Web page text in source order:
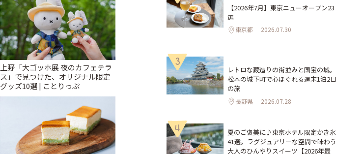
上野「大ゴッホ展 夜のカフェテラ
ス」で見つけた、オリジナル限定
グッズ10選 | ことりっぷ
【2026年7月】東京ニューオープン23
選
東京都 2026.07.30
3
レトロな蔵造りの街並みと国宝の城。
松本の城下町で心ほぐれる週末1泊2日
の旅
長野県 2026.07.28
4
夏のご褒美に♪東京ホテル限定かき氷
41選。ラグジュアリーな空間で味わう
大人のひんやりスイーツ【2026年最